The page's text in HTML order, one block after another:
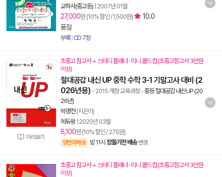
교학사(중고등) 2007년 01월
27,000원 (10% 할인 / 1,500원)
10.0
품절
부록 : CD 7장
미리보기
초중고 참고서 + 스터디 플래너 · 미니 콜드컵 (초중고참고서 3만원
이상)
절대공감 내신 UP 중학 수학 3-1 기말고사 대비 (2
026년용) - 2015 개정 교육과정 -중등 절대공감 내신UP (20
26년)
박명전(지은이)
에듀왕| 2020년 03월
8,100원 (10% 할인 / 270원)
양탄자배송 밤 11시 잠들기전 배송 변경
초중고 참고서 + 스터디 플래너 · 미니 콜드컵 (초중고참고서 3만원
이상)